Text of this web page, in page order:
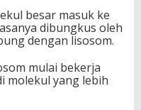
besar masuk ke
dibungkus oleh
dengan lisosom.
mulai bekerja
molekul yang lebih